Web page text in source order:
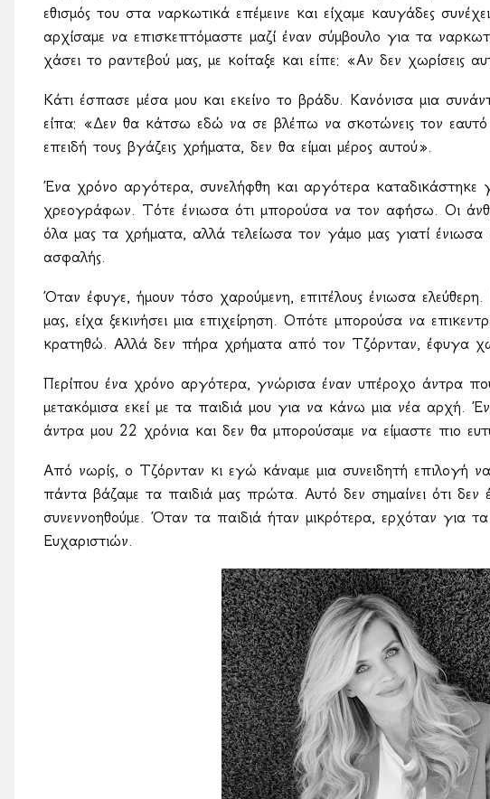
εθισμός του στα ναρκωτικά επέμεινε και είχαμε καυγάδες
αρχίσαμε να επισκεπτόμαστε μαζί έναν σύμβουλο για τα
χάσει το ραντεβού μας, με κοίταξε και είπε: «Αν δεν χωρίσεις
Κάτι έσπασε μέσα μου και εκείνο το βράδυ. Κανόνισα μια
είπα: «Δεν θα κάτσω εδώ να σε βλέπω να σκοτώνεις τον εαυτό
επειδή τους βγάζεις χρήματα, δεν θα είμαι μέρος αυτού».
Ένα χρόνο αργότερα, συνελήφθη και αργότερα καταδικάστηκε
χρεογράφων. Τότε ένιωσα ότι μπορούσα να τον αφήσω. Οι
όλα μας τα χρήματα, αλλά τελείωσα τον γάμο μας γιατί ένιωσα
ασφαλής.
Όταν έφυγε, ήμουν τόσο χαρούμενη, επιτέλους ένιωσα
μας, είχα ξεκινήσει μια επιχείρηση. Οπότε μπορούσα να
κρατηθώ. Αλλά δεν πήρα χρήματα από τον Τζόρνταν, έφυγα
Περίπου ένα χρόνο αργότερα, γνώρισα έναν υπέροχο άντρα
μετακόμισα εκεί με τα παιδιά μου για να κάνω μια νέα αρχή.
άντρα μου 22 χρόνια και δεν θα μπορούσαμε να είμαστε πιο
Από νωρίς, ο Τζόρνταν κι εγώ κάναμε μια συνειδητή επιλογή να
πάντα βάζαμε τα παιδιά μας πρώτα. Αυτό δεν σημαίνει ότι δεν
συνεννοηθούμε. Όταν τα παιδιά ήταν μικρότερα, ερχόταν για
Ευχαριστιών.